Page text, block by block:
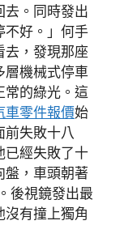
去。同時發出
不好。」何手
去，發現那座
層機械式停車
常的綠光。這
車零件報價始
前失敗十八
已經失敗了十
盤，車頭朝著
後視鏡發出最
沒有撞上獨角